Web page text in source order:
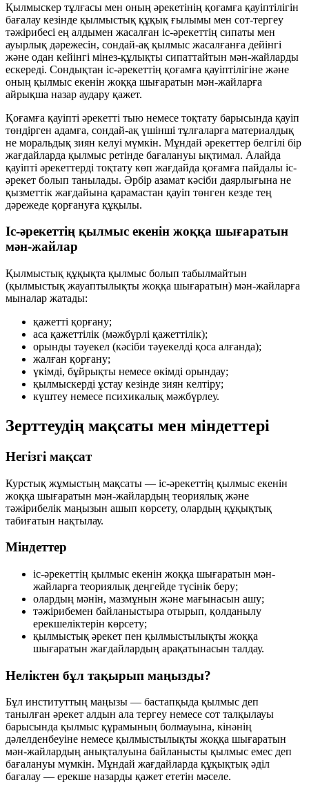
Қылмыскер тұлғасы мен оның әрекетінің қоғамға қауіптілігін
бағалау кезінде қылмыстық құқық ғылымы мен сот-тергеу
тәжірибесі ең алдымен жасалған іс-әрекеттің сипаты мен
ауырлық дәрежесін, сондай-ақ қылмыс жасалғанға дейінгі
және одан кейінгі мінез-құлықты сипаттайтын мән-жайларды
ескереді. Сондықтан іс-әрекеттің қоғамға қауіптілігіне және
оның қылмыс екенін жоққа шығаратын мән-жайларға
айрықша назар аудару қажет.
Қоғамға қауіпті әрекетті тыю немесе тоқтату барысында қауіп
төндірген адамға, сондай-ақ үшінші тұлғаларға материалдық
не моральдық зиян келуі мүмкін. Мұндай әрекеттер белгілі бір
жағдайларда қылмыс ретінде бағалануы ықтимал. Алайда
қауіпті әрекеттерді тоқтату көп жағдайда қоғамға пайдалы іс-
әрекет болып танылады. Әрбір азамат кәсіби даярлығына не
қызметтік жағдайына қарамастан қауіп төнген кезде тең
дәрежеде қорғануға құқылы.
Іс-әрекеттің қылмыс екенін жоққа шығаратын
мән-жайлар
Қылмыстық құқықта қылмыс болып табылмайтын
(қылмыстық жауаптылықты жоққа шығаратын) мән-жайларға
мыналар жатады:
қажетті қорғану;
аса қажеттілік (мәжбүрлі қажеттілік);
орынды тәуекел (кәсіби тәуекелді қоса алғанда);
жалған қорғану;
үкімді, бұйрықты немесе өкімді орындау;
қылмыскерді ұстау кезінде зиян келтіру;
күштеу немесе психикалық мәжбүрлеу.
Зерттеудің мақсаты мен міндеттері
Негізгі мақсат
Курстық жұмыстың мақсаты — іс-әрекеттің қылмыс екенін
жоққа шығаратын мән-жайлардың теориялық және
тәжірибелік маңызын ашып көрсету, олардың құқықтық
табиғатын нақтылау.
Міндеттер
іс-әрекеттің қылмыс екенін жоққа шығаратын мән-
жайларға теориялық деңгейде түсінік беру;
олардың мәнін, мазмұнын және мағынасын ашу;
тәжірибемен байланыстыра отырып, қолданылу
ерекшеліктерін көрсету;
қылмыстық әрекет пен қылмыстылықты жоққа
шығаратын жағдайлардың арақатынасын талдау.
Неліктен бұл тақырып маңызды?
Бұл институттың маңызы — бастапқыда қылмыс деп
танылған әрекет алдын ала тергеу немесе сот талқылауы
барысында қылмыс құрамының болмауына, кінәнің
дәлелденбеуіне немесе қылмыстылықты жоққа шығаратын
мән-жайлардың анықталуына байланысты қылмыс емес деп
бағалануы мүмкін. Мұндай жағдайларда құқықтық әділ
бағалау — ерекше назарды қажет ететін мәселе.